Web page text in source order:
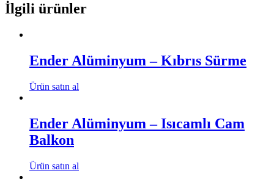
İlgili ürünler
Ender Alüminyum – Kıbrıs Sürme
Ürün satın al
Ender Alüminyum – Isıcamlı Cam
Balkon
Ürün satın al